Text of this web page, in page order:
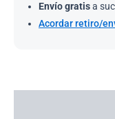
Envío gratisa
Acordar retiro/